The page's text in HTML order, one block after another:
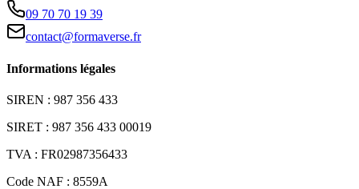
09 70 70 19 39
contact@formaverse.fr
Informations légales
SIREN : 987 356 433
SIRET : 987 356 433 00019
TVA : FR02987356433
Code NAF : 8559A